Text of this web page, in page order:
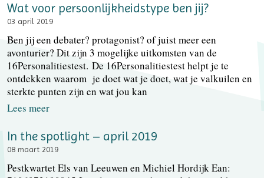
Wat voor persoonlijkheidstype ben jij?
03 april 2019
Ben jij een debater? protagonist? of juist meer een
avonturier? Dit zijn 3 mogelijke uitkomsten van de
16Personalitiestest. De 16Personalitiestest helpt je te
ontdekken waarom je doet wat je doet, wat je valkuilen en
sterkte punten zijn en wat jou kan
Lees meer
In the spotlight – april 2019
08 maart 2019
Pestkwartet Els van Leeuwen en Michiel Hordijk Ean: